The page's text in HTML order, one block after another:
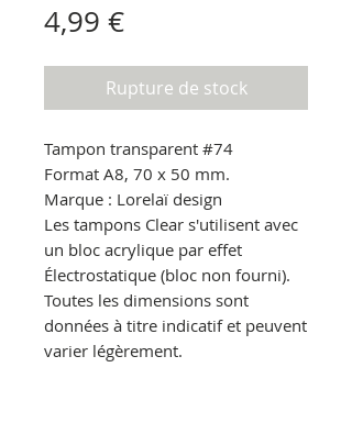
4,99 €Prix
Rupture de stock
Tampon transparent #74
Format A8, 70 x 50 mm.
Marque : Lorelaï design
Les tampons Clear s'utilisent avec
un bloc acrylique par effet
Électrostatique (bloc non fourni).
Toutes les dimensions sont
données à titre indicatif et peuvent
varier légèrement.